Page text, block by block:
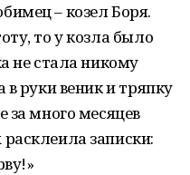
– козел Боря.
то у козла было
не стала никому
в руки веник и тряпку
за много месяцев
записки: